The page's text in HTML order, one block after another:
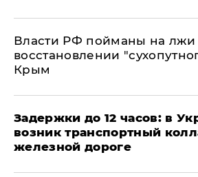
Власти РФ пойманы на лжи
восстановлении
Крым
Задержки до 12 часов: в
возник транспортный
железной дороге